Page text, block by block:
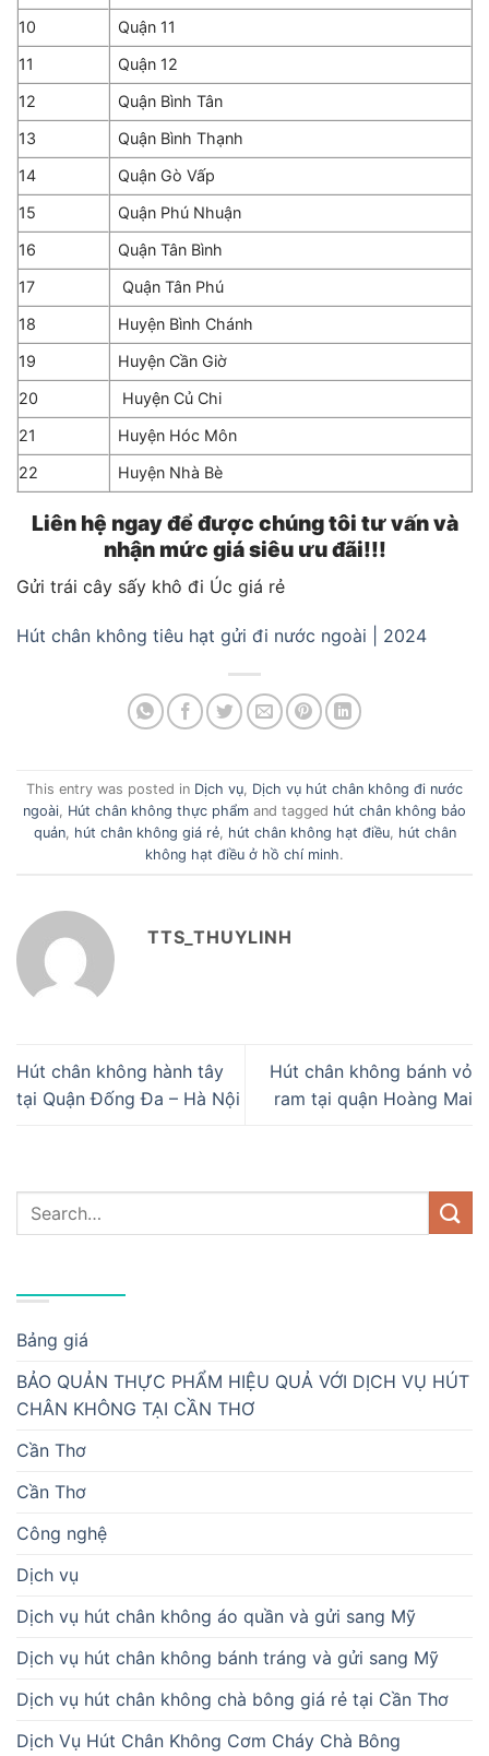
10
Quận 11
11
Quận 12
12
Quận Bình Tân
13
Quận Bình Thạnh
14
Quận Gò Vấp
15
Quận Phú Nhuận
16
Quận Tân Bình
17
Quận Tân Phú
18
Huyện Bình Chánh
19
Huyện Cần Giờ
20
Huyện Củ Chi
21
Huyện Hóc Môn
22
Huyện Nhà Bè
Liên hệ ngay để được chúng tôi tư vấn và
nhận mức giá siêu ưu đãi!!!
Gửi trái cây sấy khô đi Úc giá rẻ
Hút chân không tiêu hạt gửi đi nước ngoài | 2024
This entry was posted in Dịch vụ Dịch vụ hút chân không đi nước
ngoài Hút chân không thực phẩm and tagged hút chân không bảo
quản, hút chân không giá rẻ, hút chân không hạt điều, hút chân
không hạt điều ở hồ chí minh.
TTS_THUYLINH
Hút chân không hành tây
tại Quận Đống Đa – Hà Nội
Hút chân không bánh vỏ
ram tại quận Hoàng Mai
Bảng giá
BẢO QUẢN THỰC PHẨM HIỆU QUẢ VỚI DỊCH VỤ HÚT
CHÂN KHÔNG TẠI CẦN THƠ
Cần Thơ
Cần Thơ
Công nghệ
Dịch vụ
Dịch vụ hút chân không áo quần và gửi sang Mỹ
Dịch vụ hút chân không bánh tráng và gửi sang Mỹ
Dịch vụ hút chân không chà bông giá rẻ tại Cần Thơ
Dịch Vụ Hút Chân Không Cơm Cháy Chà Bông